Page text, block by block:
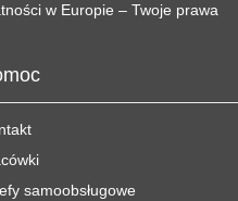
w Europie – Twoje prawa
samoobsługowe